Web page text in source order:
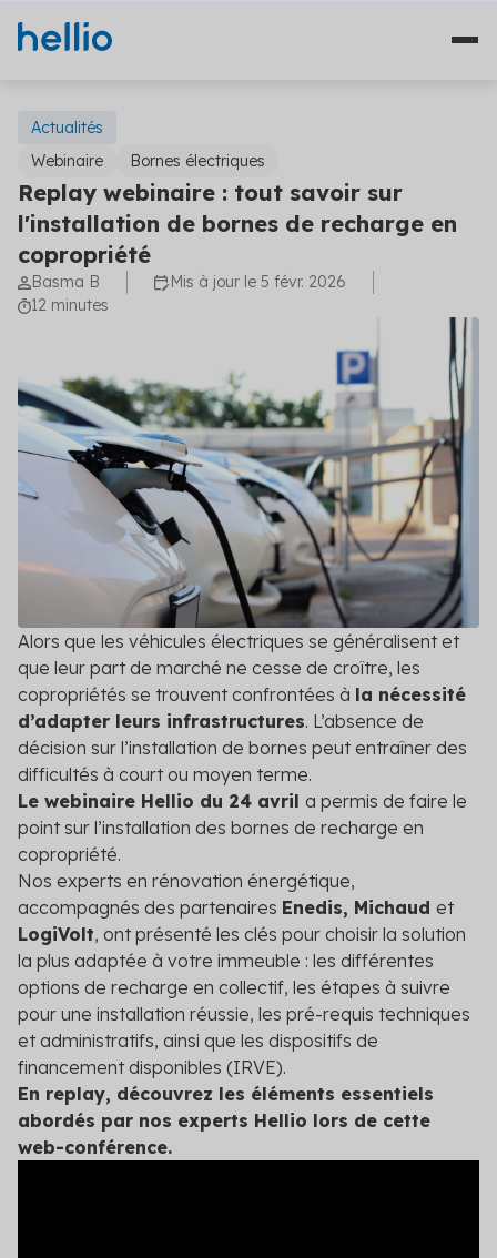
Nos solutions
Études
Travaux
Plateformes
Fourniture d'énergie
Solutions diagnostics (4)
DPE/PPT
Le DPE et PPT sont obligatoires : mettez vos
copropriétés en conformité
Amélioration DPE
Quittez le statut de passoire thermique et évitez
l’interdiction de location
Audit énergétique
Réalisez votre audit et définissez les meilleurs
scénarios de travaux
Diagnostic technique global
Assurez la pérennité de votre copropriété avec un
diagnostic complet et adapté
Voir toutes les solutions
Voir toutes nos solutions
Qui sommes-nous ?
Ressources
Blog
Contact
Actualités
Replay webinaire : tout savoir sur
l'installation de bornes de recharge en
copropriété
Webinaire Bornes électriques
Basma B
Mis à jour le 5 févr. 2026
12 minutes
Alors que les véhicules électriques se généralisent et
que leur part de marché ne cesse de croître, les
copropriétés se trouvent confrontées à la nécessité
d’adapter leurs infrastructures. L’absence de
décision sur l’installation de bornes peut entraîner des
difficultés à court ou moyen terme.
Le webinaire Hellio du 24 avril a permis de faire le
point sur l’installation des bornes de recharge en
copropriété.
Nos experts en rénovation énergétique,
accompagnés des partenaires Enedis, Michaud et
LogiVolt, ont présenté les clés pour choisir la solution
la plus adaptée à votre immeuble : les différentes
options de recharge en collectif, les étapes à suivre
pour une installation réussie, les pré-requis techniques
et administratifs, ainsi que les dispositifs de
financement disponibles (IRVE).
En replay, découvrez les éléments essentiels
abordés par nos experts Hellio lors de cette
web-conférence.